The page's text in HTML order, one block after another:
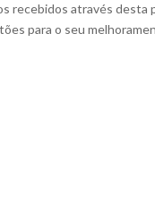
recebidos através desta
para o seu